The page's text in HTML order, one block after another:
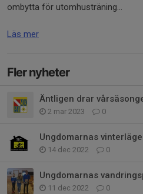
ombytta för utomhusträning...
Läs mer
Fler nyheter
Äntligen drar
2 mar 2023 0
Ungdomarnas
14 dec 2022 0
Ungdomarnas
11 dec 2022 0